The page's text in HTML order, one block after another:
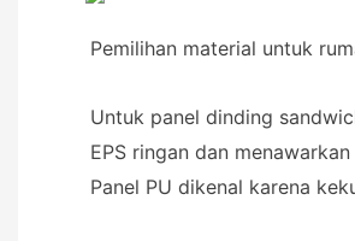
Pemilihan material untuk
Untuk panel dinding
EPS ringan dan
Panel PU dikenal karena